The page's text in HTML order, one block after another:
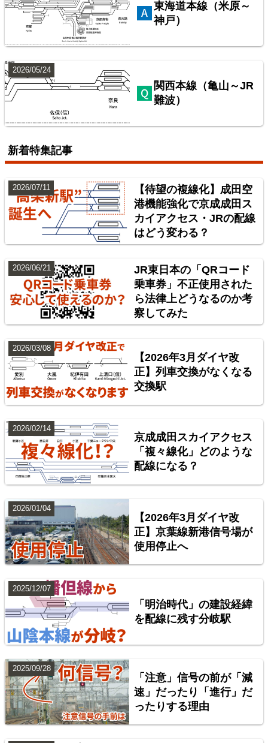
配線略図で辿る首都圏の保線基地
楽天市場
東北地方臨海鉄道配線略図 福島・仙台・秋田・八戸
臨海鉄道
楽天市場 書泉 BOOTH
配線略図で辿る首都圏の回送列車2 特急型車両編
楽天市場 書泉 BOOTH
東海道本線（米原～
神戸）
関西本線（亀山～JR
難波）
2026/05/24
新着特集記事
【待望の複線化】成田空
港機能強化で京成成田ス
カイアクセス・JRの配線
はどう変わる？
2026/07/11
JR東日本の「QRコード
乗車券」不正使用された
ら法律上どうなるのか考
察してみた
2026/06/21
【2026年3月ダイヤ改
正】列車交換がなくなる
交換駅
2026/03/08
京成成田スカイアクセス
「複々線化」どのような
配線になる？
2026/02/14
【2026年3月ダイヤ改
正】京葉線新港信号場が
使用停止へ
2026/01/04
「明治時代」の建設経緯
を配線に残す分岐駅
2025/12/07
「注意」信号の前が「減
速」だったり「進行」だ
ったりする理由
2025/09/28